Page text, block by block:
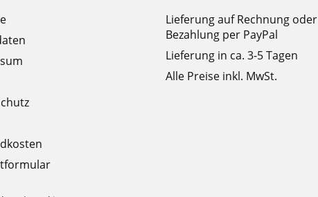
Lieferung auf Rechnung oder
Bezahlung per PayPal
Lieferung in ca. 3-5 Tagen
Alle Preise inkl. MwSt.